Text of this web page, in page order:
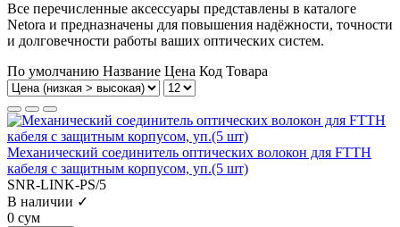
Все перечисленные аксессуары представлены в каталоге
Netora и предназначены для повышения надёжности, точности
и долговечности работы ваших оптических систем.
По умолчанию Название Цена Код Товара
Механический соединитель оптических волокон для FTTH
кабеля c защитным корпусом, уп.(5 шт)
SNR-LINK-PS/5
В наличии ✓
0 сум